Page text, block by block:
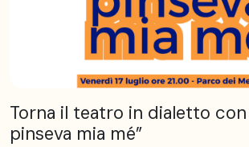
Torna il teatro in dialetto con
pinseva mia mé”